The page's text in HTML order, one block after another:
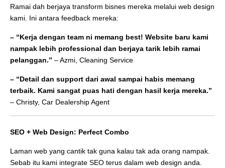
Ramai dah berjaya transform bisnes mereka melalui web design
kami. Ini antara feedback mereka:
– “Kerja dengan team ni memang best! Website baru kami
nampak lebih professional dan berjaya tarik lebih ramai
pelanggan.” – Azmi, Cleaning Service
– “Detail dan support dari awal sampai habis memang
terbaik. Kami sangat puas hati dengan hasil kerja mereka.”
– Christy, Car Dealership Agent
SEO + Web Design: Perfect Combo
Laman web yang cantik tak guna kalau tak ada orang nampak.
Sebab itu kami integrate SEO terus dalam web design anda.